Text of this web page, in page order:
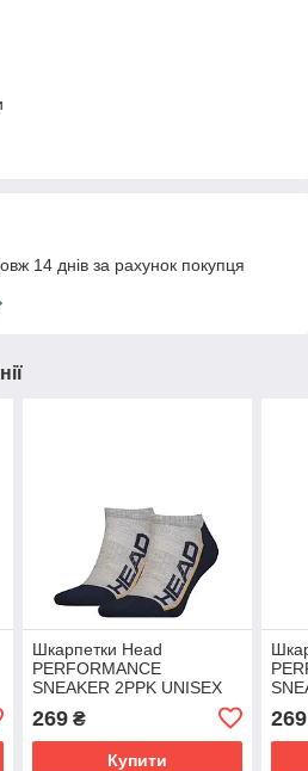
14 днів за рахунок покупця
Шкарпетки Head
PERFORMANCE
SNEAKER 2PPK UNISEX
269₴
Купити
269